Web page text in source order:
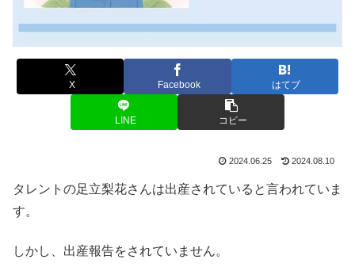
X Facebook はてブ
LINE コピー
2024.06.25 2024.08.10
タレントの足立梨花さんは出産されていると言われていま
す。
しかし、出産報告をされていません。